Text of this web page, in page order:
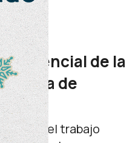
de la
de
hito en el trabajo